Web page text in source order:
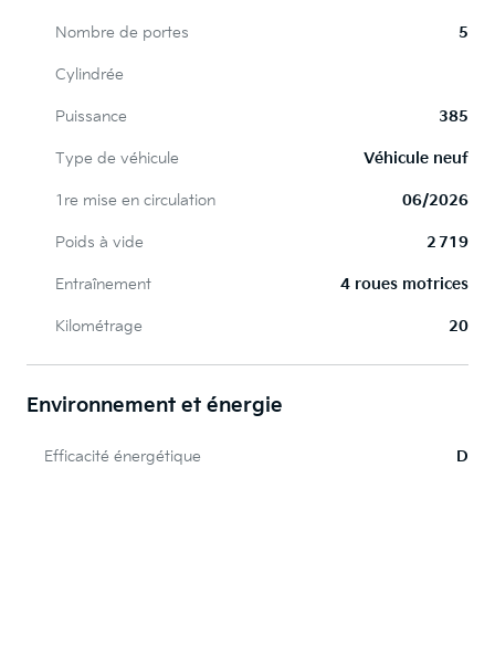
Nombre de portes 5
Cylindrée
Puissance 385
Type de véhicule Véhicule neuf
1re mise en circulation 06/2026
Poids à vide 2 719
Entraînement 4 roues motrices
Kilométrage 20
Environnement et énergie
Efficacité énergétique D